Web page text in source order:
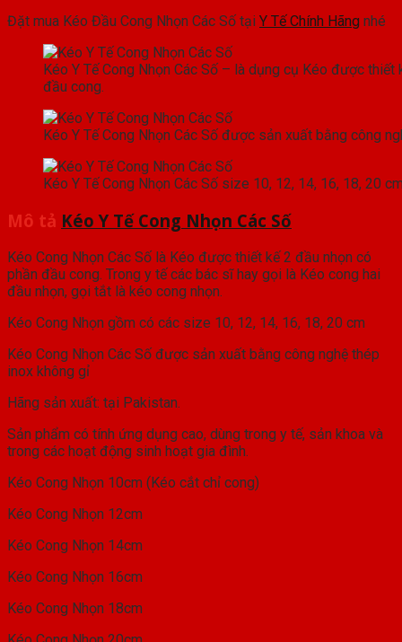
Đặt mua Kéo Đầu Cong Nhọn Các Số tại Y Tế Chính Hãng nhé
Kéo Y Tế Cong Nhọn Các Số – là dụng cụ Kéo được thiết
đầu cong.
Kéo Y Tế Cong Nhọn Các Số được sản xuất bằng công
Kéo Y Tế Cong Nhọn Các Số size 10, 12, 14, 16, 18, 20
Mô tả Kéo Y Tế Cong Nhọn Các Số
Kéo Cong Nhọn Các Số là Kéo được thiết kế 2 đầu nhọn có
phần đầu cong. Trong y tế các bác sĩ hay gọi là Kéo cong hai
đầu nhọn, gọi tắt là kéo cong nhọn.
Kéo Cong Nhọn gồm có các size 10, 12, 14, 16, 18, 20 cm
Kéo Cong Nhọn Các Số được sản xuất bằng công nghệ thép
inox không gỉ
Hãng sản xuất: tại Pakistan.
Sản phẩm có tính ứng dụng cao, dùng trong y tế, sản khoa và
trong các hoạt động sinh hoạt gia đình.
Kéo Cong Nhọn 10cm (Kéo cắt chỉ cong)
Kéo Cong Nhọn 12cm
Kéo Cong Nhọn 14cm
Kéo Cong Nhọn 16cm
Kéo Cong Nhọn 18cm